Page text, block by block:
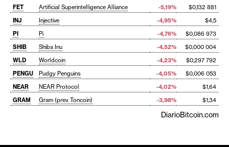
FET Artificial Superintelligence Alliance -5,19%
$0,132 881
INJ
Injective -4,95%
$4,5
PI
Pi -4,76%
$0,086 973
SHIB
Shiba Inu -4,52%
$0,000 004
WLD
Worldcoin -4,23%
$0,297 792
PENGU
Pudgy Penguins -4,05%
$0,006 053
NEAR
NEAR Protocol -4,02%
$1,64
GRAM
Gram (prev. Toncoin) -3,98% $1,34
DiarioBitcoin.com